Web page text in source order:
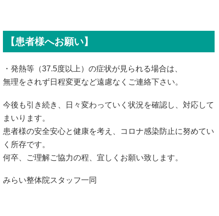
【患者様へお願い】
・発熱等（37.5度以上）の症状が見られる場合は、
無理をされず日程変更など遠慮なくご連絡下さい。
今後も引き続き、日々変わっていく状況を確認し、対応して
まいります。
患者様の安全安心と健康を考え、コロナ感染防止に努めてい
く所存です。
何卒、ご理解ご協力の程、宜しくお願い致します。
みらい整体院スタッフ一同